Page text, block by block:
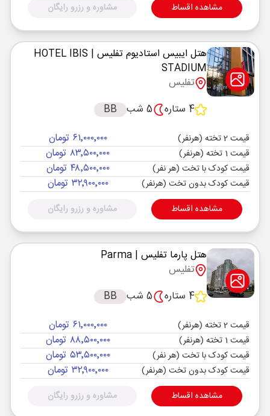
مشاهده اقساط مشاوره و رزرو رایگان
هتل ایبیس استادیوم تفلیس | HOTEL IBIS
STADIUM
تفلیس
4 ستاره
5 شب BB
قیمت 2 تخته (هرنفر) ۶۱٬۰۰۰٬۰۰۰ تومان
قیمت 1 تخته (هرنفر) ۸۳٬۵۰۰٬۰۰۰ تومان
قیمت کودک با تخت (هر نفر) ۴۸٬۵۰۰٬۰۰۰ تومان
قیمت کودک بدون تخت (هرنفر) ۳۲٬۹۰۰٬۰۰۰ تومان
مشاهده اقساط مشاوره و رزرو رایگان
هتل پارما تفلیس | Parma
تفلیس
4 ستاره
5 شب BB
قیمت 2 تخته (هرنفر) ۶۱٬۰۰۰٬۰۰۰ تومان
قیمت 1 تخته (هرنفر) ۸۸٬۵۰۰٬۰۰۰ تومان
قیمت کودک با تخت (هر نفر) ۵۳٬۵۰۰٬۰۰۰ تومان
قیمت کودک بدون تخت (هرنفر) ۳۲٬۹۰۰٬۰۰۰ تومان
مشاهده اقساط مشاوره و رزرو رایگان